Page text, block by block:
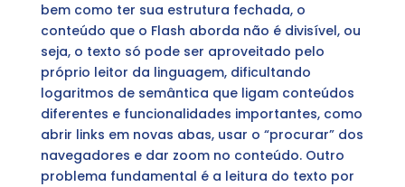
bem como ter sua estrutura fechada, o
conteúdo que o Flash aborda não é divisível, ou
seja, o texto só pode ser aproveitado pelo
próprio leitor da linguagem, dificultando
logaritmos de semântica que ligam conteúdos
diferentes e funcionalidades importantes, como
abrir links em novas abas, usar o “procurar” dos
navegadores e dar zoom no conteúdo. Outro
problema fundamental é a leitura do texto por